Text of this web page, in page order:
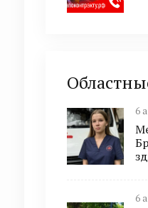
6
6